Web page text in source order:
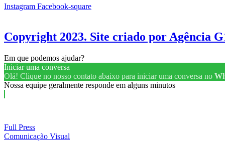
Instagram Facebook-square
Copyright 2023. Site criado por Agência
Em que podemos ajudar?
Iniciar uma conversa
Olá! Clique no nosso contato abaixo para iniciar uma conversa no
Nossa equipe geralmente responde em alguns minutos
Full Press
Comunicação Visual